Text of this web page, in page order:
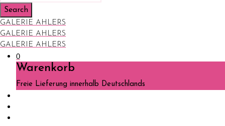
GALERIE AHLERS
GALERIE AHLERS
GALERIE AHLERS
0
Warenkorb
Freie Lieferung innerhalb Deutschlands